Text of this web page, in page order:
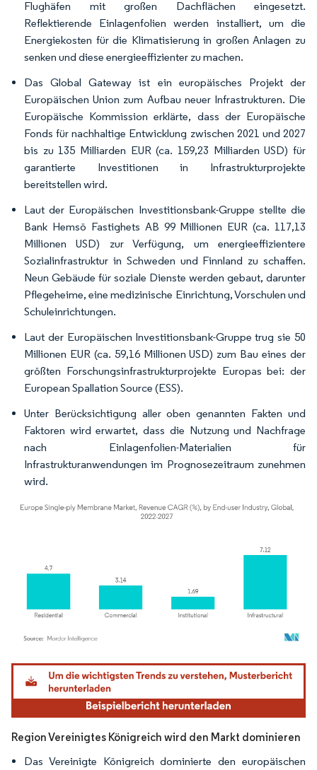
Flughäfen mit großen Dachflächen eingesetzt.
Reflektierende Einlagenfolien werden installiert, um die
Energiekosten für die Klimatisierung in großen Anlagen zu
senken und diese energieeffizienter zu machen.
Das Global Gateway ist ein europäisches Projekt der
Europäischen Union zum Aufbau neuer Infrastrukturen. Die
Europäische Kommission erklärte, dass der Europäische
Fonds für nachhaltige Entwicklung zwischen 2021 und 2027
bis zu 135 Milliarden EUR (ca. 159,23 Milliarden USD) für
garantierte Investitionen in Infrastrukturprojekte
bereitstellen wird.
Laut der Europäischen Investitionsbank-Gruppe stellte die
Bank Hemsö Fastighets AB 99 Millionen EUR (ca. 117,13
Millionen USD) zur Verfügung, um energieeffizientere
Sozialinfrastruktur in Schweden und Finnland zu schaffen.
Neun Gebäude für soziale Dienste werden gebaut, darunter
Pflegeheime, eine medizinische Einrichtung, Vorschulen und
Schuleinrichtungen.
Laut der Europäischen Investitionsbank-Gruppe trug sie 50
Millionen EUR (ca. 59,16 Millionen USD) zum Bau eines der
größten Forschungsinfrastrukturprojekte Europas bei: der
European Spallation Source (ESS).
Unter Berücksichtigung aller oben genannten Fakten und
Faktoren wird erwartet, dass die Nutzung und Nachfrage
nach Einlagenfolien-Materialien für
Infrastrukturanwendungen im Prognosezeitraum zunehmen
wird.
Bild © Mordor Intelligence. Wiederverwendung erfordert Namensnennung gemäß
Region Vereinigtes Königreich wird den Markt dominieren
Das Vereinigte Königreich dominierte den europäischen